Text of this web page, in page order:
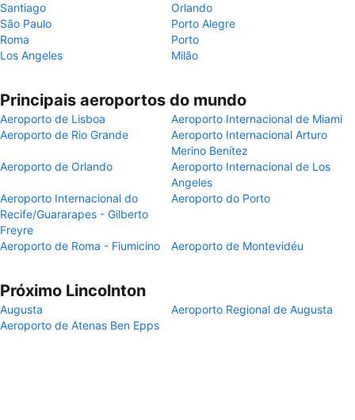
Santiago
Orlando
São Paulo
Porto Alegre
Roma
Porto
Los Angeles
Milão
Principais aeroportos do mundo
Aeroporto de Lisboa
Aeroporto Internacional de Miami
Aeroporto de Rio Grande
Aeroporto Internacional Arturo
Merino Benítez
Aeroporto de Orlando
Aeroporto Internacional de Los
Angeles
Aeroporto Internacional do
Recife/Guararapes - Gilberto
Freyre
Aeroporto do Porto
Aeroporto de Roma - Fiumicino Aeroporto de Montevidéu
Próximo Lincolnton
Augusta
Aeroporto Regional de Augusta
Aeroporto de Atenas Ben Epps